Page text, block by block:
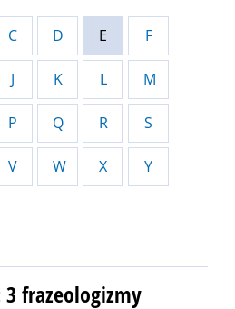
C D E F
J K L M
P Q R S
V W X Y
frazeologizmy